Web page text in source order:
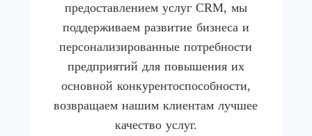
предоставлением услуг CRM, мы
поддерживаем развитие бизнеса и
персонализированные потребности
предприятий для повышения их
основной конкурентоспособности,
возвращаем нашим клиентам лучшее
качество услуг.